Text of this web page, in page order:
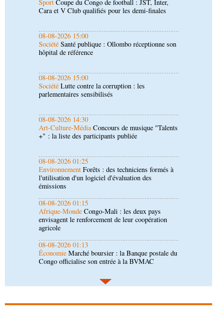
SociétéSanté publique : Ollombo réceptionne son
hôpital de référence
08-08-2026 15:00
Société Lutte contre la corruption : les
parlementaires sensibilisés
08-08-2026 14:30
Art-Culture-MédiaConcours de musique "Talents
+" : la liste des participants publiée
08-08-2026 01:25
EnvironnementForêts : des techniciens formés à
l'utilisation d'un logiciel d'évaluation des
08-08-2026 01:15
Afrique-MondeCongo-Mali : les deux pays
envisagent le renforcement de leur coopération
agricole
08-08-2026 01:13
ÉconomieMarché boursier : la Banque postale du
Congo officialise son entrée à la BVMAC
08-08-2026 01:00
SociétéAccélération du développement: la
République du Congo mise sur sa diaspora
08-08-2026 00:45
gouvernement présente sa politique économique et